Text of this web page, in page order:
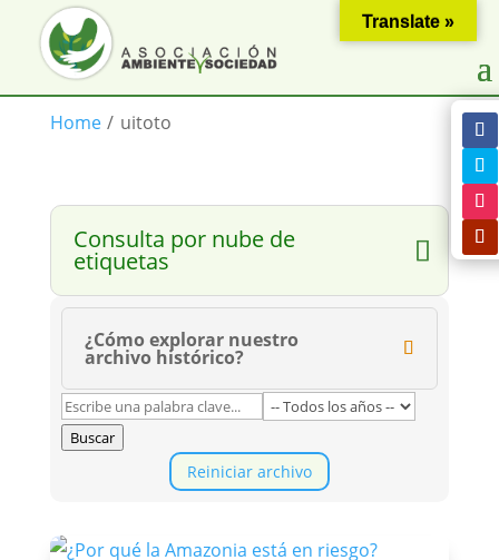
Home / uitoto
Consulta por nube de
etiquetas
¿Cómo explorar nuestro
archivo histórico?
Buscar
Reiniciar archivo
Translate »